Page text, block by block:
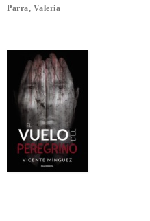
Parra, Valeria